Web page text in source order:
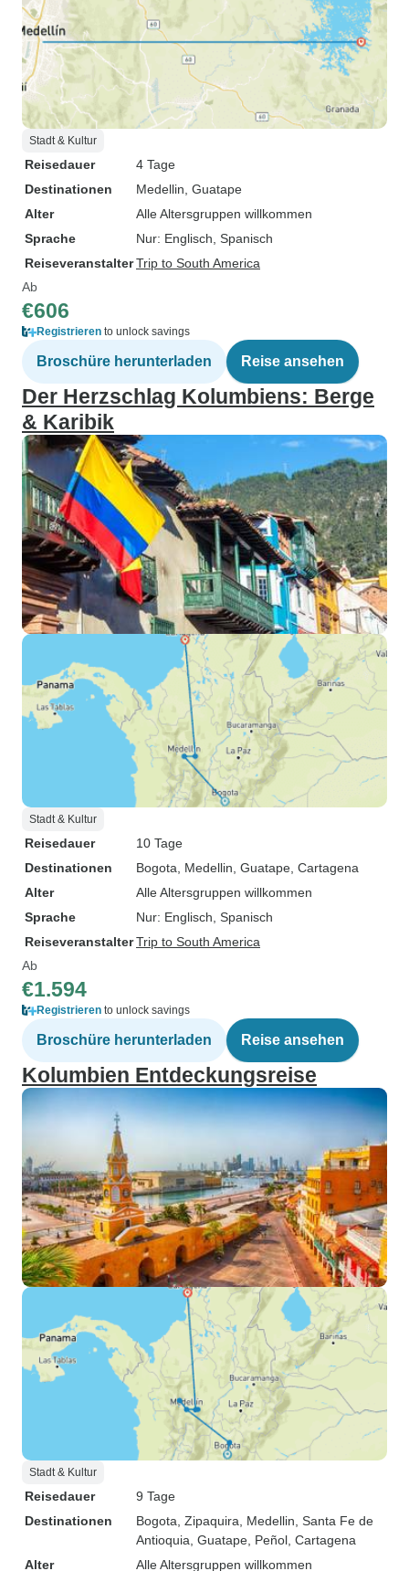
Stadt & Kultur
Reisedauer
4 Tage
Destinationen
Medellin , Guatape
Alter
Alle Altersgruppen willkommen
Sprache
Nur: Englisch, Spanisch
ReiseveranstalterTrip to South America
Ab
€606
Registrieren to unlock savings
Broschüre herunterladen Reise ansehen
Der Herzschlag Kolumbiens: Berge
& Karibik
Stadt & Kultur
Reisedauer
10 Tage
Destinationen
Bogota , Medellin , Guatape , Cartagena
Alter
Alle Altersgruppen willkommen
Sprache
Nur: Englisch, Spanisch
ReiseveranstalterTrip to South America
Ab
€1.594
Registrieren to unlock savings
Broschüre herunterladen Reise ansehen
Kolumbien Entdeckungsreise
Stadt & Kultur
Reisedauer
9 Tage
Destinationen
Bogota , Zipaquira , Medellin , Santa Fe de
Antioquia , Guatape , Peñol , Cartagena
Alter
Alle Altersgruppen willkommen